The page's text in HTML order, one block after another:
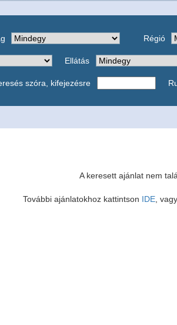
Régió
Ellátás
szóra, kifejezésre
A keresett ajánlat nem
További ajánlatokhoz kattintson IDE ,